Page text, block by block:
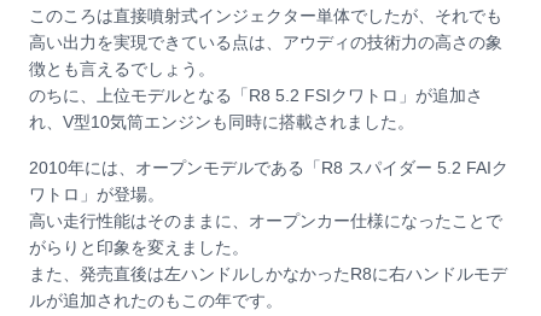
このころは直接噴射式インジェクター単体でしたが、それでも
高い出力を実現できている点は、アウディの技術力の高さの象
徴とも言えるでしょう。
のちに、上位モデルとなる「R8 5.2 FSIクワトロ」が追加さ
れ、V型10気筒エンジンも同時に搭載されました。
2010年には、オープンモデルである「R8 スパイダー 5.2 FAIク
ワトロ」が登場。
高い走行性能はそのままに、オープンカー仕様になったことで
がらりと印象を変えました。
また、発売直後は左ハンドルしかなかったR8に右ハンドルモデ
ルが追加されたのもこの年です。